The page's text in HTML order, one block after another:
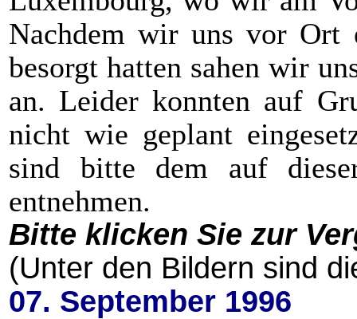
Nachdem wir uns vor Ort
besorgt hatten sahen wir
an. Leider konnten auf
nicht wie geplant
sind bitte dem auf
entnehmen.
Bitte klicken Sie zur
(Unter den Bildern sind
07. September 1996